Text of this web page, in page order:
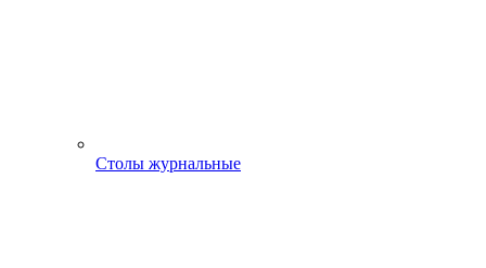
Столы журнальные